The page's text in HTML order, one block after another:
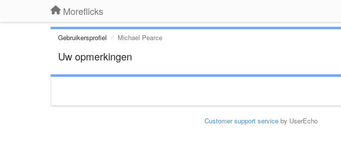
Moreflicks
Gebruikersprofiel Michael Pearce
Uw opmerkingen
Customer support serviceby UserEcho